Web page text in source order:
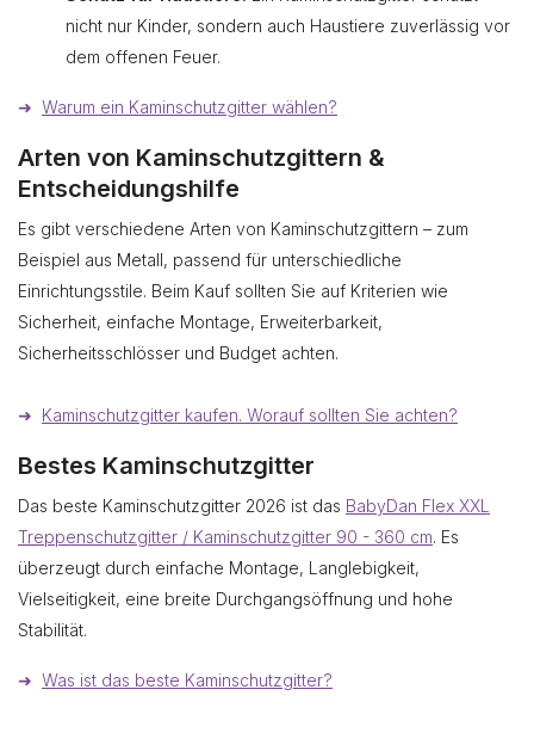
nicht nur Kinder, sondern auch Haustiere zuverlässig vor
dem offenen Feuer.
➜ Warum ein Kaminschutzgitter wählen?
Arten von Kaminschutzgittern &
Entscheidungshilfe
Es gibt verschiedene Arten von Kaminschutzgittern – zum
Beispiel aus Metall, passend für unterschiedliche
Einrichtungsstile. Beim Kauf sollten Sie auf Kriterien wie
Sicherheit, einfache Montage, Erweiterbarkeit,
Sicherheitsschlösser und Budget achten.
➜ Kaminschutzgitter kaufen. Worauf sollten Sie achten?
Bestes Kaminschutzgitter
Das beste Kaminschutzgitter 2026 ist das BabyDan Flex XXL
Treppenschutzgitter / Kaminschutzgitter 90 - 360 cm. Es
überzeugt durch einfache Montage, Langlebigkeit,
Vielseitigkeit, eine breite Durchgangsöffnung und hohe
Stabilität.
➜ Was ist das beste Kaminschutzgitter?